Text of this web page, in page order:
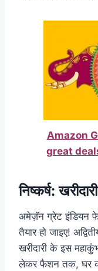
Amazon
great
निष्कर्ष:
अमेज़ॅन ग्रेट इंडियन
तैयार हो जाइए!
खरीदारी के इस
लेकर फैशन तक, घर